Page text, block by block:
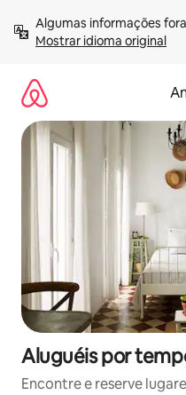
para
Mostrar idioma original
Aluguéis por
Encontre e reserve